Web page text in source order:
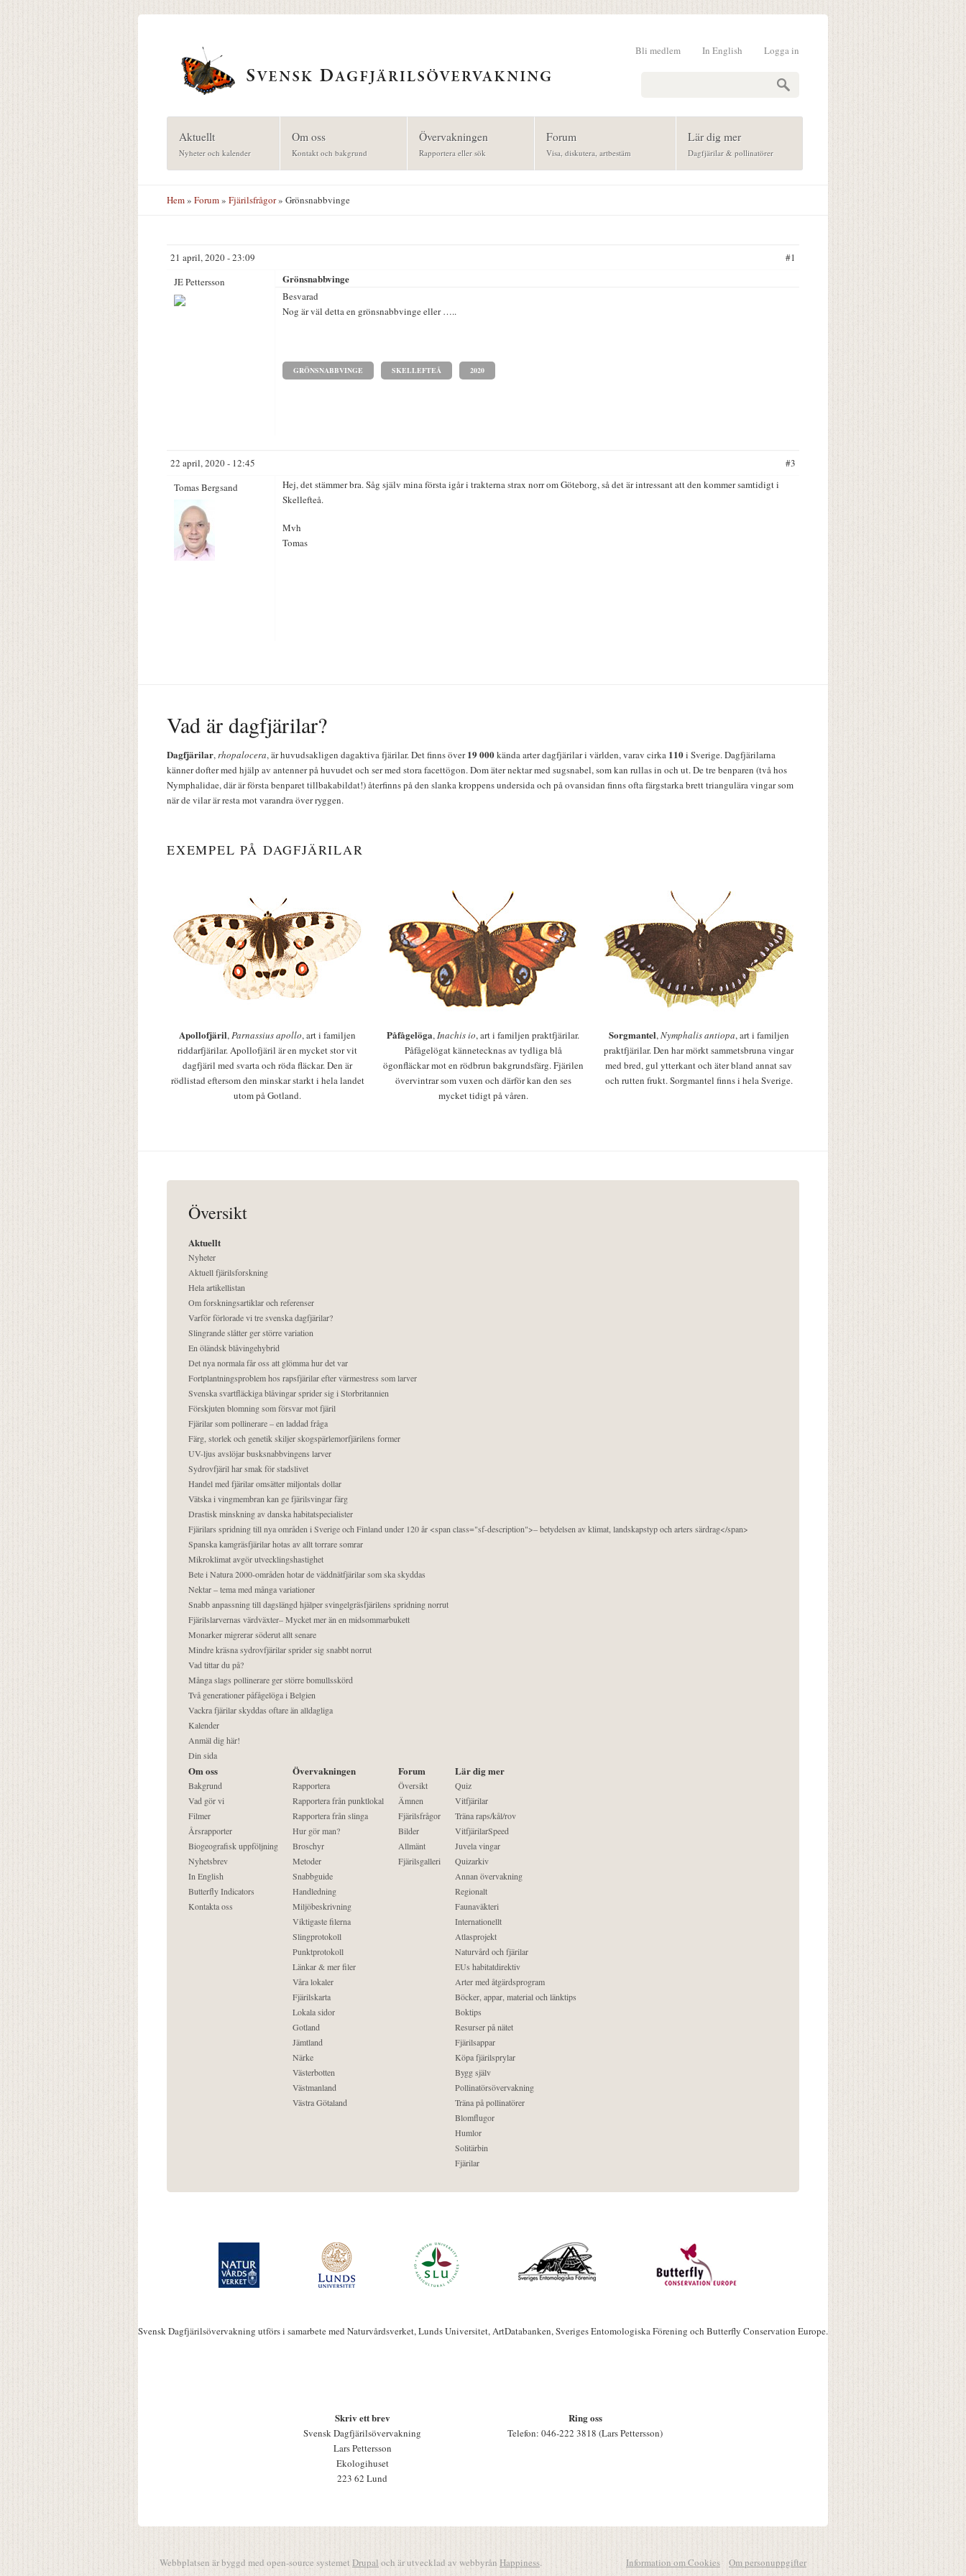
Logga in
In English
Bli medlem
Aktuellt
Nyheter och kalender
Om oss
Kontakt och bakgrund
Övervakningen
Rapportera eller sök
Forum
Visa, diskutera, artbestäm
Lär dig mer
Dagfjärilar & pollinatörer
Hem» Forum» Fjärilsfrågor» Grönsnabbvinge
21 april, 2020 - 23:09
#1
JE Pettersson
Grönsnabbvinge
Besvarad
Nog är väl detta en grönsnabbvinge eller …..
GRÖNSNABBVINGE SKELLEFTEÅ 2020
22 april, 2020 - 12:45
#3
Tomas Bergsand
Hej, det stämmer bra. Såg själv mina första igår i trakterna strax norr om Göteborg, så det är intressant att den kommer samtidigt i
Skellefteå.
Mvh
Tomas
Vad är dagfjärilar?
Dagfjärilar,rhopalocera, är huvudsakligen dagaktiva fjärilar. Det finns över19 000kända arter dagfjärilar i världen, varav cirka 110i Sverige. Dagfjärilarna
känner dofter med hjälp av antenner på huvudet och ser med stora facettögon. Dom äter nektar med sugsnabel, som kan rullas in och ut. De tre benparen (två hos
Nymphalidae, där är första benparet tillbakabildat!) återfinns på den slanka kroppens undersida och på ovansidan finns ofta färgstarka brett triangulära vingar som
när de vilar är resta mot varandra över ryggen.
EXEMPEL PÅ DAGFJÄRILAR
Apollofjäril,Parnassius apollo, art i familjen
riddarfjärilar. Apollofjäril är en mycket stor vit
dagfjäril med svarta och röda fläckar. Den är
rödlistad eftersom den minskar starkt i hela landet
utom på Gotland.
Påfågelöga,Inachis io, art i familjen praktfjärilar.
Påfågelögat kännetecknas av tydliga blå
ögonfläckar mot en rödbrun bakgrundsfärg. Fjärilen
övervintrar som vuxen och därför kan den ses
mycket tidigt på våren.
Sorgmantel,Nymphalis antiopa, art i familjen
praktfjärilar. Den har mörkt sammetsbruna vingar
med bred, gul ytterkant och äter bland annat sav
och rutten frukt. Sorgmantel finns i hela Sverige.
Översikt
Aktuellt
Nyheter
Aktuell fjärilsforskning
Hela artikellistan
Om forskningsartiklar och referenser
Varför förlorade vi tre svenska dagfjärilar?
Slingrande slåtter ger större variation
En öländsk blåvingehybrid
Det nya normala får oss att glömma hur det var
Fortplantningsproblem hos rapsfjärilar efter värmestress som larver
Svenska svartfläckiga blåvingar sprider sig i Storbritannien
Förskjuten blomning som försvar mot fjäril
Fjärilar som pollinerare – en laddad fråga
Färg, storlek och genetik skiljer skogspärlemorfjärilens former
UV-ljus avslöjar busksnabbvingens larver
Sydrovfjäril har smak för stadslivet
Handel med fjärilar omsätter miljontals dollar
Vätska i vingmembran kan ge fjärilsvingar färg
Drastisk minskning av danska habitatspecialister
Fjärilars spridning till nya områden i Sverige och Finland under 120 år <span class="sf-description">– betydelsen av klimat, landskapstyp och arters särdrag</span>
Spanska kamgräsfjärilar hotas av allt torrare somrar
Mikroklimat avgör utvecklingshastighet
Bete i Natura 2000-områden hotar de väddnätfjärilar som ska skyddas
Nektar – tema med många variationer
Snabb anpassning till dagslängd hjälper svingelgräsfjärilens spridning norrut
Fjärilslarvernas värdväxter– Mycket mer än en midsommarbukett
Monarker migrerar söderut allt senare
Mindre kräsna sydrovfjärilar sprider sig snabbt norrut
Vad tittar du på?
Många slags pollinerare ger större bomullsskörd
Två generationer påfågelöga i Belgien
Vackra fjärilar skyddas oftare än alldagliga
Kalender
Anmäl dig här!
Din sida
Om oss
Bakgrund
Vad gör vi
Filmer
Årsrapporter
Biogeografisk uppföljning
Nyhetsbrev
In English
Butterfly Indicators
Kontakta oss
Övervakningen
Rapportera
Rapportera från punktlokal
Rapportera från slinga
Hur gör man?
Broschyr
Metoder
Snabbguide
Handledning
Miljöbeskrivning
Viktigaste filerna
Slingprotokoll
Punktprotokoll
Länkar & mer filer
Våra lokaler
Fjärilskarta
Lokala sidor
Gotland
Jämtland
Närke
Västerbotten
Västmanland
Västra Götaland
Forum
Översikt
Ämnen
Fjärilsfrågor
Bilder
Allmänt
Fjärilsgalleri
Lär dig mer
Quiz
Vitfjärilar
Träna raps/kål/rov
VitfjärilarSpeed
Juvela vingar
Quizarkiv
Annan övervakning
Regionalt
Faunaväkteri
Internationellt
Atlasprojekt
Naturvård och fjärilar
EUs habitatdirektiv
Arter med åtgärdsprogram
Böcker, appar, material och länktips
Boktips
Resurser på nätet
Fjärilsappar
Köpa fjärilsprylar
Bygg själv
Pollinatörsövervakning
Träna på pollinatörer
Blomflugor
Humlor
Solitärbin
Fjärilar
Svensk Dagfjärilsövervakning utförs i samarbete med Naturvårdsverket, Lunds Universitet, ArtDatabanken, Sveriges Entomologiska Förening och Butterfly Conservation Europe.
Skriv ett brev
Svensk Dagfjärilsövervakning
Lars Pettersson
Ekologihuset
223 62 Lund
Ring oss
Telefon: 046-222 3818 (Lars Pettersson)
Webbplatsen är byggd med open-source systemet Drupal och är utvecklad av webbyrån Happiness. Information om Cookies Om personuppgifter